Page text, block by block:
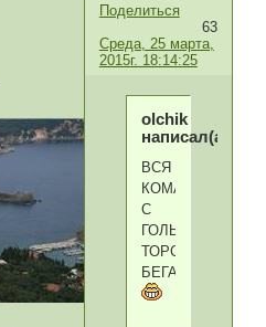
Поделиться
63
Среда, 25 марта,
2015г. 18:14:25
olchik
написал(а):
ВСЯ
КОМАНДА
С
ГОЛЫМИ
ТОРСАМИ
БЕГАЕТ